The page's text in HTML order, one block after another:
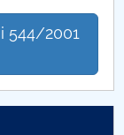
544/2001